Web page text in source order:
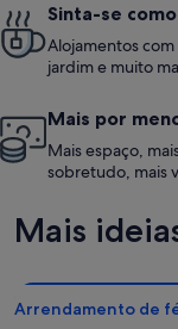
Sinta-se
Alojamentos
jardim e muito
Mais por
Mais espaço,
sobretudo, mais
Mais
Arrendamento de